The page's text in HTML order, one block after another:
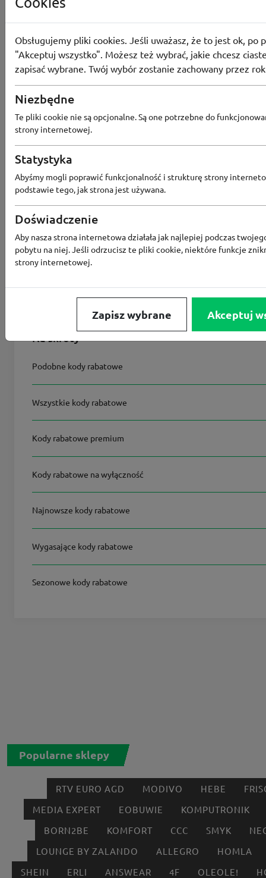
i kupony
Aktualne promocje
Wszystkie kupony
Największy rabat
Na skróty
Podobne kody rabatowe
Wszystkie kody rabatowe
Kody rabatowe premium
Kody rabatowe na wyłączność
Najnowsze kody rabatowe
Wygasające kody rabatowe
Sezonowe kody rabatowe
Popularne sklepy
RTV EURO AGD MODIVO HEBE
MEDIA EXPERT
EOBUWIE
KOMPUTRONIK
BORN2BE
KOMFORT CCC SMYK
LOUNGE BY ZALANDO
ALLEGRO
HOMLA
SHEIN
ERLI ANSWEAR 4F OLEOLE!
Obsługujemy pliki cookies. Jeśli uważasz, że to jest ok, po
"Akceptuj wszystko". Możesz też wybrać, jakie chcesz
zapisać wybrane. Twój wybór zostanie zachowany przez
Niezbędne
Te pliki cookie nie są opcjonalne. Są one potrzebne do
strony internetowej.
Statystyka
Abyśmy mogli poprawić funkcjonalność i strukturę strony
podstawie tego, jak strona jest używana.
Doświadczenie
Aby nasza strona internetowa działała jak najlepiej podczas
pobytu na niej. Jeśli odrzucisz te pliki cookie, niektóre funkcje
strony internetowej.
Zapisz wybrane Akceptuj